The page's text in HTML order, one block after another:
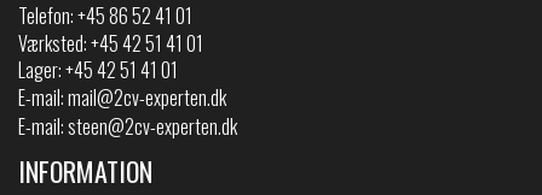
Telefon:+45 86 52 41 01
Værksted: +45 42 51 41 01
Lager: +45 42 51 41 01
E-mail:mail@2cv-experten.dk
E-mail:steen@2cv-experten.dk
INFORMATION